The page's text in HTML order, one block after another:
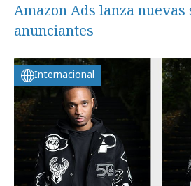
Amazon Ads lanza
anunciantes
Internacional